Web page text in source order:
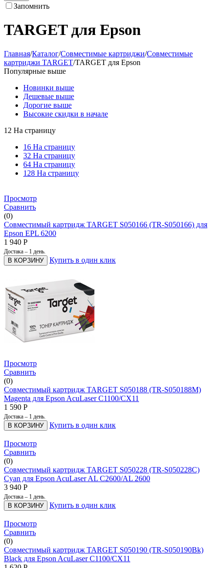
Запомнить
TARGET для Epson
Главная/Каталог/Совместимые картриджи/Совместимые
картриджи TARGET/TARGET для Epson
Популярные выше
Новинки выше
Дешевые выше
Дорогие выше
Высокие скидки в начале
12 На страницу
16 На страницу
32 На страницу
64 На страницу
128 На страницу
Просмотр
Сравнить
(0)
Совместимый картридж TARGET S050166 (TR-S050166) для
Epson EPL 6200
1 940 Р
Достака – 1 день.
В КОРЗИНУ Купить в один клик
Просмотр
Сравнить
(0)
Совместимый картридж TARGET S050188 (TR-S050188M)
Magenta для Epson AcuLaser C1100/CX11
1 590 Р
Достака – 1 день.
В КОРЗИНУ Купить в один клик
Просмотр
Сравнить
(0)
Совместимый картридж TARGET S050228 (TR-S050228C)
Cyan для Epson AcuLaser AL C2600/AL 2600
3 940 Р
Достака – 1 день.
В КОРЗИНУ Купить в один клик
Просмотр
Сравнить
(0)
Совместимый картридж TARGET S050190 (TR-S050190Bk)
Black для Epson AcuLaser C1100/CX11